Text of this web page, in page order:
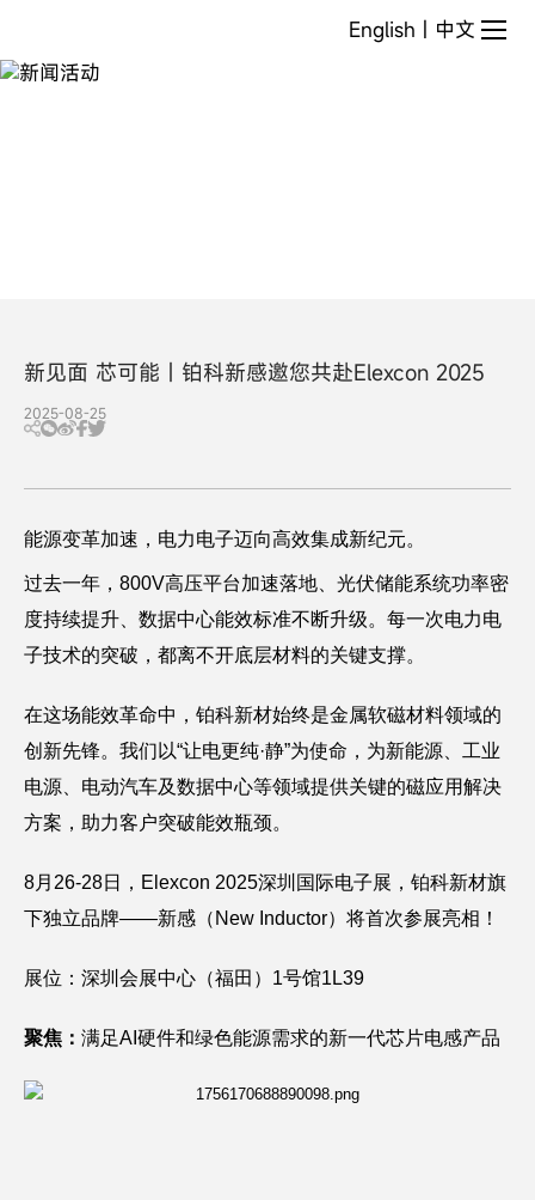
活
English 中文
新见面 芯可能丨铂科新感邀您共赴Elexcon 2025
2025-08-25
能源变革加速，电力电子迈向高效集成新纪元。
过去一年，800V高压平台加速落地、光伏储能系统功率密
度持续提升、数据中心能效标准不断升级。每一次电力电
子技术的突破，都离不开底层材料的关键支撑。
在这场能效革命中，铂科新材始终是金属软磁材料领域的
创新先锋。我们以“让电更纯·静”为使命，为新能源、工业
电源、电动汽车及数据中心等领域提供关键的磁应用解决
方案，助力客户突破能效瓶颈。
8月26-28日，Elexcon 2025深圳国际电子展，铂科新材旗
下独立品牌——新感（New Inductor）将首次参展亮相！
展位：深圳会展中心（福田）1号馆1L39
聚焦： 满足AI硬件和绿色能源需求的新一代芯片电感产品